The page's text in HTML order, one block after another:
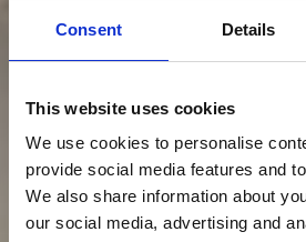
Consent Details
This website uses cookies
We use cookies to personalise
provide social media features and
We also share information about
our social media, advertising and